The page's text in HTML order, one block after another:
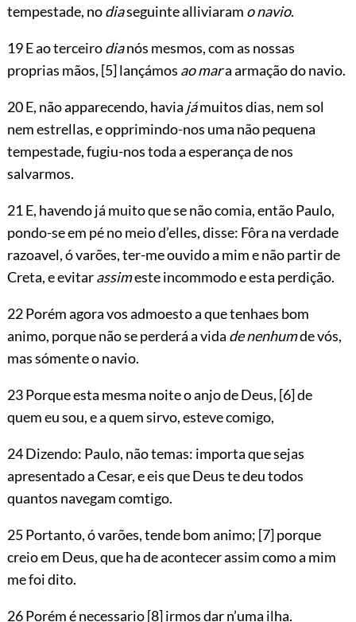
tempestade, nodiaseguinte alliviaram o navio.
19 E ao terceirodianós mesmos, com as nossas
proprias mãos, [5]lançámos ao mara armação do navio.
20 E, não apparecendo, havia jámuitos dias, nem sol
nem estrellas, e opprimindo-nos uma não pequena
tempestade, fugiu-nos toda a esperança de nos
salvarmos.
21 E, havendo já muito que se não comia, então Paulo,
pondo-se em pé no meio d’elles, disse: Fôra na verdade
razoavel, ó varões, ter-me ouvido a mim e não partir de
Creta, e evitarassimeste incommodo e esta perdição.
22 Porém agora vos admoesto a que tenhaes bom
animo, porque não se perderá a vida de nenhumde vós,
mas sómente o navio.
23 Porque esta mesma noite o anjo de Deus, [6]de
quem eu sou, e a quem sirvo, esteve comigo,
24 Dizendo: Paulo, não temas: importa que sejas
apresentado a Cesar, e eis que Deus te deu todos
quantos navegam comtigo.
25 Portanto, ó varões, tende bom animo; [7]porque
creio em Deus, que ha de acontecer assim como a mim
me foi dito.
26 Porém é necessario[8]irmos dar n’uma ilha.